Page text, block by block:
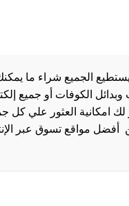
الجميع شراء ما
الكوفات أو جميع
لك امكانية العثور علي كل